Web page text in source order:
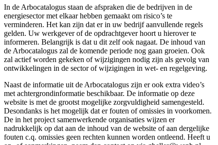
In de Arbocatalogus staan de afspraken die de bedrijven in de
energiesector met elkaar hebben gemaakt om risico’s te
verminderen. Het kan zijn dat er in uw bedrijf aanvullende regels
gelden. Uw werkgever of de opdrachtgever hoort u hierover te
informeren. Belangrijk is dat u dit zelf ook nagaat. De inhoud van
de Arbocatalogus zal de komende periode nog gaan groeien. Ook
zal actief worden gekeken of wijzigingen nodig zijn als gevolg van
ontwikkelingen in de sector of wijzigingen in wet- en regelgeving.
Naast de informatie uit de Arbocatalogus zijn er ook extra video’s
met achtergrondinformatie beschikbaar. De informatie op deze
website is met de grootst mogelijke zorgvuldigheid samengesteld.
Desondanks is het mogelijk dat er fouten of omissies in voorkomen.
De in het project samenwerkende organisaties wijzen er
nadrukkelijk op dat aan de inhoud van de website of aan dergelijke
fouten c.q. omissies geen rechten kunnen worden ontleend. Heeft u